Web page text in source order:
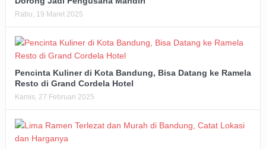
Rabu, 19 Maret 2025
Pencinta Kuliner di Kota Bandung, Bisa Datang ke Ramela
Resto di Grand Cordela Hotel
Kamis, 27 Februari 2025